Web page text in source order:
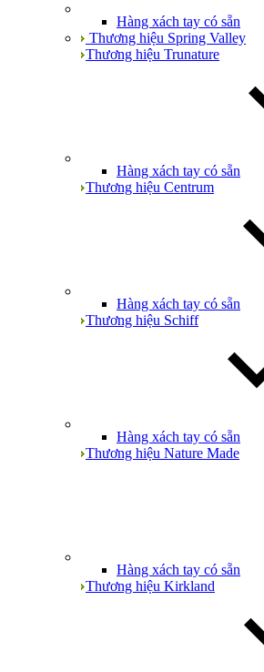
Hàng xách tay có sẵn
Thương hiệu Spring Valley
Thương hiệu Trunature
Hàng xách tay có sẵn
Thương hiệu Centrum
Hàng xách tay có sẵn
Thương hiệu Schiff
Hàng xách tay có sẵn
Thương hiệu Nature Made
Hàng xách tay có sẵn
Thương hiệu Kirkland